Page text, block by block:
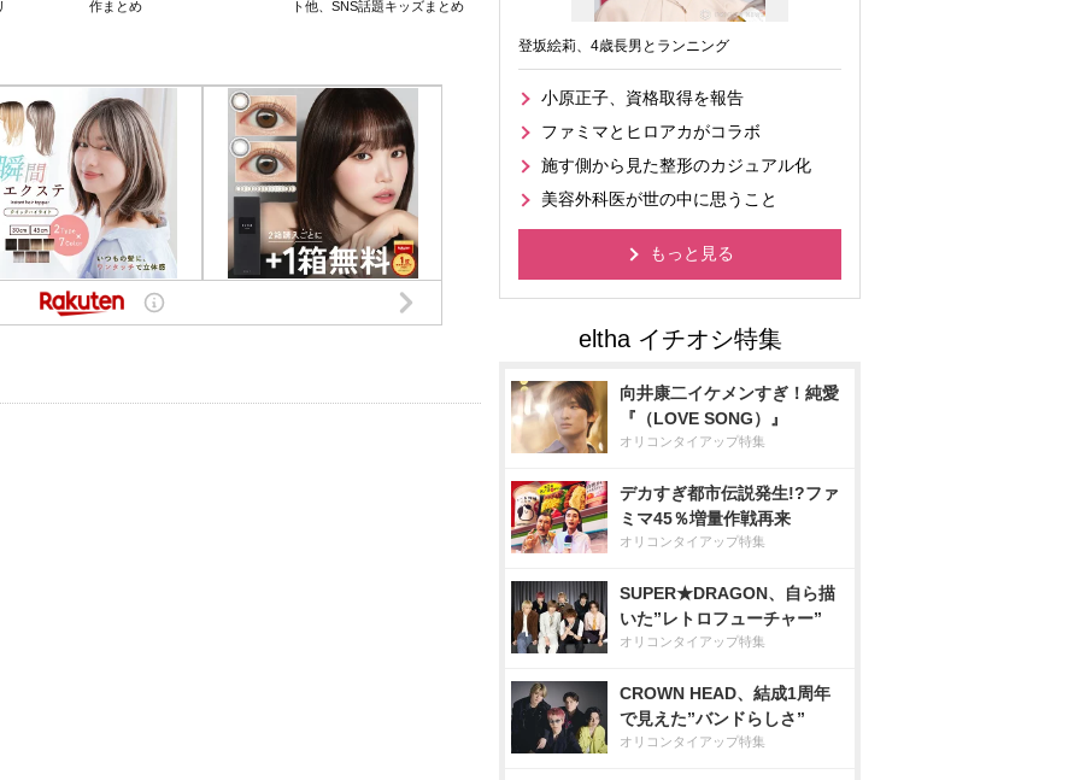
作まとめ
ト他、SNS話題キッズまとめ
登坂絵莉、4歳長男とランニング
小原正子、資格取得を報告
ファミマとヒロアカがコラボ
施す側から見た整形のカジュアル化
美容外科医が世の中に思うこと
もっと見る
向井康二イケメンすぎ！純愛
『（LOVE SONG）』
オリコンタイアップ特集
デカすぎ都市伝説発生!?ファ
ミマ45％増量作戦再来
オリコンタイアップ特集
SUPER★DRAGON、自ら描
いた”レトロフューチャー”
オリコンタイアップ特集
CROWN HEAD、結成1周年
で見えた”バンドらしさ”
オリコンタイアップ特集